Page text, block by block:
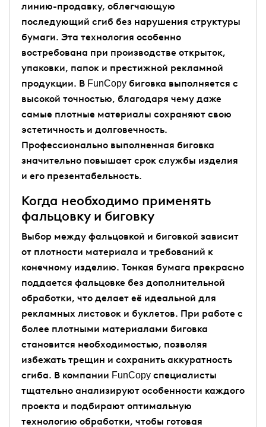
линию-продавку, облегчающую
последующий сгиб без нарушения структуры
бумаги. Эта технология особенно
востребована при производстве открыток,
упаковки, папок и престижной рекламной
продукции. В FunCopy биговка выполняется с
высокой точностью, благодаря чему даже
самые плотные материалы сохраняют свою
эстетичность и долговечность.
Профессионально выполненная биговка
значительно повышает срок службы изделия
и его презентабельность.
Когда необходимо применять
фальцовку и биговку
Выбор между фальцовкой и биговкой зависит
от плотности материала и требований к
конечному изделию. Тонкая бумага прекрасно
поддается фальцовке без дополнительной
обработки, что делает её идеальной для
рекламных листовок и буклетов. При работе с
более плотными материалами биговка
становится необходимостью, позволяя
избежать трещин и сохранить аккуратность
сгиба. В компании FunCopy специалисты
тщательно анализируют особенности каждого
проекта и подбирают оптимальную
технологию обработки, чтобы готовая